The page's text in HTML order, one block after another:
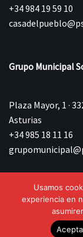
+34 984 19 59 10
Grupo Municipal
Plaza Mayor, 1 ·
Asturias
+34 985 18 11 16
Aviso Legal
Usamos
experiencia en